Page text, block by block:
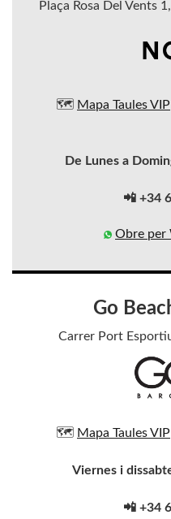
Plaça Rosa Del Vents
🗺️ Mapa Taules VIP
De Lunes a
📲 +34
Obre per
Go
Carrer Port
🗺️ Mapa Taules VIP
Viernes i
📲 +34